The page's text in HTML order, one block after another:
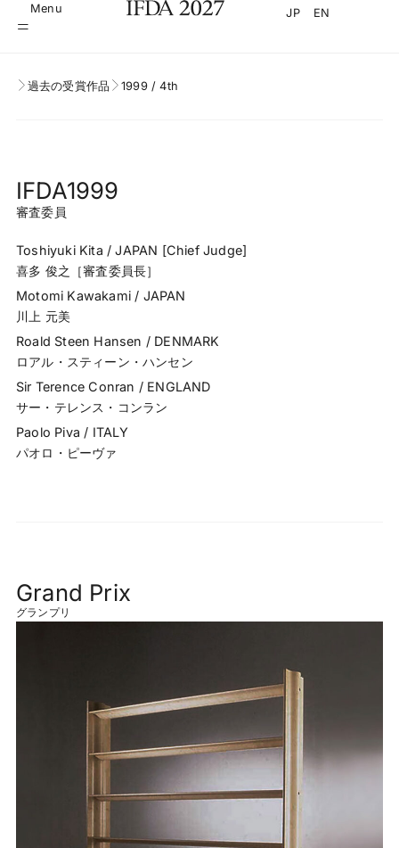
Menu JP EN
過去の受賞作品 1999 / 4th
IFDA1999
審査委員
Toshiyuki Kita / JAPAN [Chief Judge]
喜多 俊之［審査委員長］
Motomi Kawakami / JAPAN
川上 元美
Roald Steen Hansen / DENMARK
ロアル・スティーン・ハンセン
Sir Terence Conran / ENGLAND
サー・テレンス・コンラン
Paolo Piva / ITALY
パオロ・ピーヴァ
Grand Prix
グランプリ